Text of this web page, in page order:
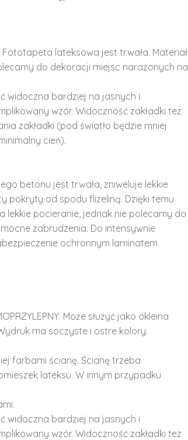
lateksowa jest trwała. Materiał
do dekoracji miejsc narażonych na
widoczna bardziej na jasnych i
wzór. Widoczność zakładki tez
zakładki (pod światło będzie mniej
cień).
betonu jest trwała, zniweluje lekkie
pokryty od spodu flizeliną. Dzięki temu
lekkie pocieranie, jednak nie polecamy do
zabrudzenia. Do intensywnie
ochronnym laminatem
Może służyć jako okleina
ma soczyste i ostre kolory.
farbami ścianę. Ścianę trzeba
lateksu. W innym przypadku
widoczna bardziej na jasnych i
wzór. Widoczność zakładki tez